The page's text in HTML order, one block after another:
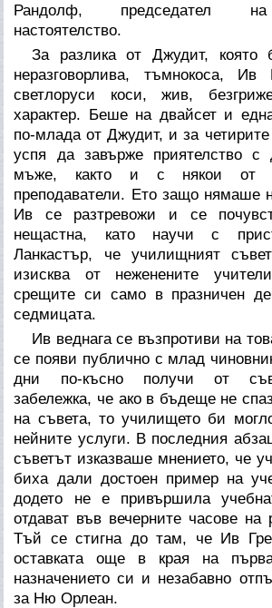
Рандолф, председател
настоятелство.
За разлика от Джудит, която
неразговорлива, тъмнокоса,
светлоруси коси, жив,
характер. Беше на двайсет и
по-млада от Джудит, и за
успя да завърже приятелство с
мъже, както и с някои от
преподаватели. Ето защо нямаше
Ив се разтревожи и се
нещастна, като научи с
Ланкастър, че училищният
изисква от неженените
срещите си само в празничен
седмицата.
Ив веднага се възпротиви на
се появи публично с млад
дни по-късно получи от
забележка, че ако в бъдеще не
на съвета, то училището би
нейните услуги. В последния
съветът изказваше мнението, че
биха дали достоен пример на
додето не е привършила
отдават във вечерните часове на
Тъй се стигна до там, че Ив
оставката още в края на
назначението си и незабавно
за Ню Орлеан.